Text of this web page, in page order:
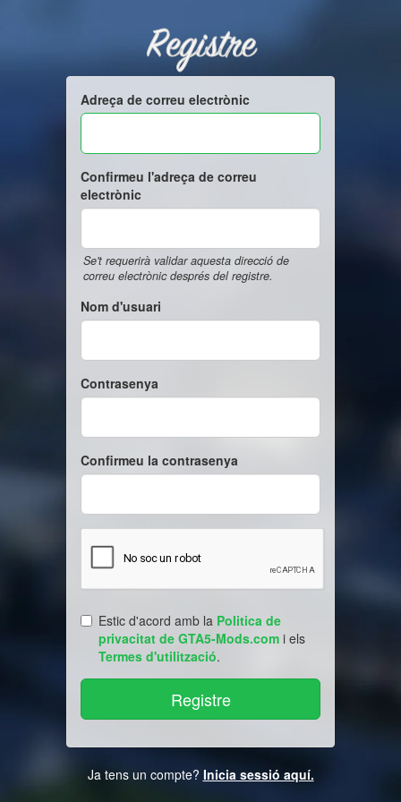
Registre
Adreça de correu electrònic
Confirmeu l'adreça de correu
electrònic
Se't requerirà validar aquesta direcció de
correu electrònic després del registre.
Nom d'usuari
Contrasenya
Confirmeu la contrasenya
Estic d'acord amb la Politica de
privacitat de GTA5-Mods.com i els
Termes d'utilització.
Ja tens un compte? Inicia sessió aquí.